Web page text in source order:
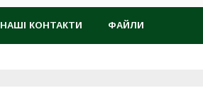
НАШІ КОНТАКТИ ФАЙЛИ